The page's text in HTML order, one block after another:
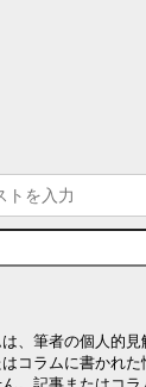
、筆者の個人的見
コラムに書かれた